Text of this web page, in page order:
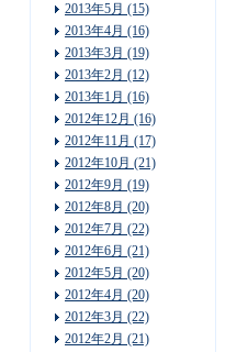
2013年5月 (15)
2013年4月 (16)
2013年3月 (19)
2013年2月 (12)
2013年1月 (16)
2012年12月 (16)
2012年11月 (17)
2012年10月 (21)
2012年9月 (19)
2012年8月 (20)
2012年7月 (22)
2012年6月 (21)
2012年5月 (20)
2012年4月 (20)
2012年3月 (22)
2012年2月 (21)